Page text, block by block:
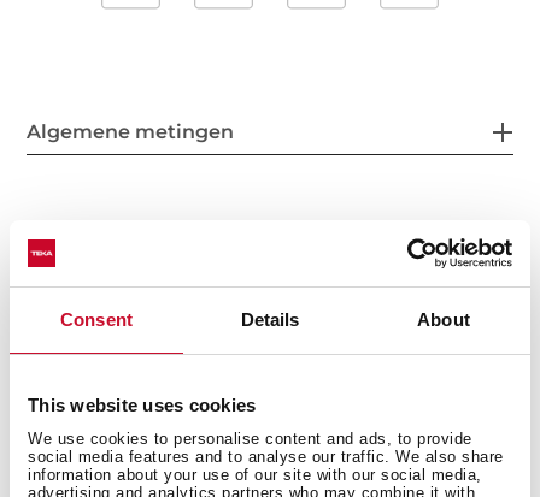
Consent Details About
This website uses cookies
We use cookies to personalise content and ads, to provide
social media features and to analyse our traffic. We also share
information about your use of our site with our social media,
advertising and analytics partners who may combine it with
Algemene metingen
Passende maatregelen